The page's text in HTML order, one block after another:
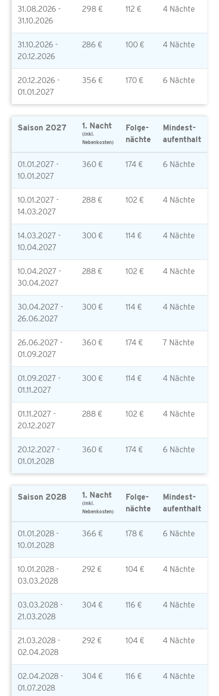
31.08.2026 -
31.10.2026
298 € 112 € 4 Nächte
31.10.2026 -
20.12.2026
286 € 100 € 4 Nächte
20.12.2026 -
01.01.2027
356 € 170 € 6 Nächte
Saison 2027 1. Nacht
(inkl.
Nebenkosten)
Folge-
nächte
Mindest-
aufenthalt
01.01.2027 -
10.01.2027
360 € 174 € 6 Nächte
10.01.2027 -
14.03.2027
288 € 102 € 4 Nächte
14.03.2027 -
10.04.2027
300 € 114 € 4 Nächte
10.04.2027 -
30.04.2027
288 € 102 € 4 Nächte
30.04.2027 -
26.06.2027
300 € 114 € 4 Nächte
26.06.2027 -
01.09.2027
360 € 174 € 7 Nächte
01.09.2027 -
01.11.2027
300 € 114 € 4 Nächte
01.11.2027 -
20.12.2027
288 € 102 € 4 Nächte
20.12.2027 -
01.01.2028
360 € 174 € 6 Nächte
Saison 2028 1. Nacht
(inkl.
Nebenkosten)
Folge-
nächte
Mindest-
aufenthalt
01.01.2028 -
10.01.2028
366 € 178 € 6 Nächte
10.01.2028 -
03.03.2028
292 € 104 € 4 Nächte
03.03.2028 -
21.03.2028
304 € 116 € 4 Nächte
21.03.2028 -
02.04.2028
292 € 104 € 4 Nächte
02.04.2028 -
01.07.2028
304 € 116 € 4 Nächte